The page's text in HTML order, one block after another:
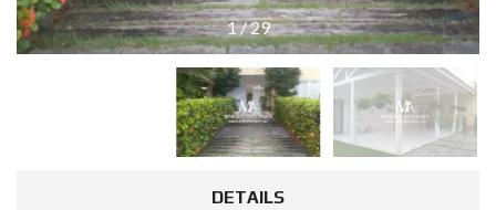
1/29
DETAILS